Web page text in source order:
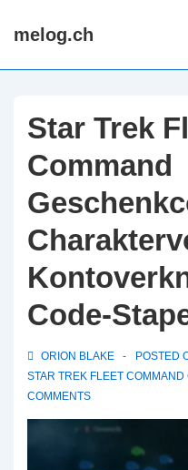
Skipmelog.ch
Star Trek
Command
Code-
ORION BLAKE POSTED
STAR TREK FLEET
COMMENTS